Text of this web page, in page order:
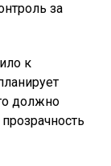
за
к
должно